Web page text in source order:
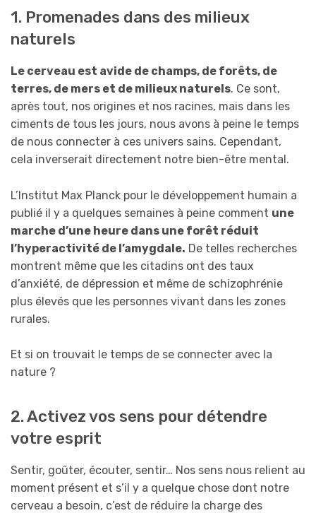
1. Promenades dans des milieux
naturels
Le cerveau est avide de champs, de forêts, de
terres, de mers et de milieux naturels. Ce sont,
après tout, nos origines et nos racines, mais dans les
ciments de tous les jours, nous avons à peine le temps
de nous connecter à ces univers sains. Cependant,
cela inverserait directement notre bien-être mental.
L’Institut Max Planck pour le développement humain a
publié il y a quelques semaines à peine comment une
marche d’une heure dans une forêt réduit
l’hyperactivité de l’amygdale. De telles recherches
montrent même que les citadins ont des taux
d’anxiété, de dépression et même de schizophrénie
plus élevés que les personnes vivant dans les zones
rurales.
Et si on trouvait le temps de se connecter avec la
nature ?
2. Activez vos sens pour détendre
votre esprit
Sentir, goûter, écouter, sentir… Nos sens nous relient au
moment présent et s’il y a quelque chose dont notre
cerveau a besoin, c’est de réduire la charge des